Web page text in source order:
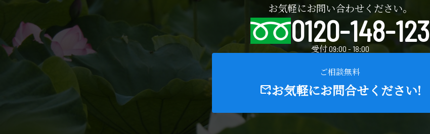
お気軽にお問い合わせください。
0120-148-123
受付 09:00 - 18:00
ご相談無料
forward_to_inboxお気軽にお問合せください!